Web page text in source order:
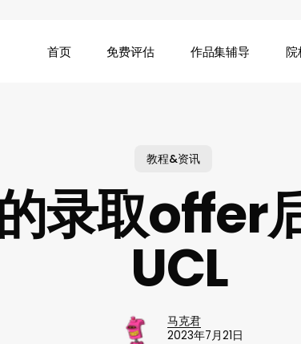
首页 免费评估 作品集辅导 院
教程&资讯
录取offer
UCL
马克君
2023年7月21日